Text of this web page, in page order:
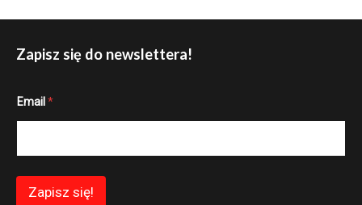
Zapisz się do newslettera!
m
*
Email *
Zapisz się!